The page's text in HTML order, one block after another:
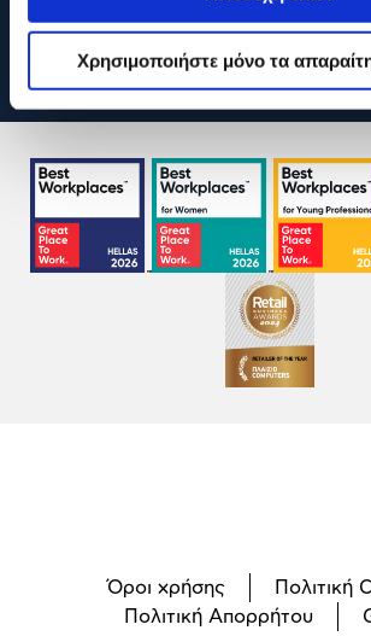
Χρησιμοποιήστε μόνο τα
Όροι χρήσης
Πολιτική
Πολιτική Απορρήτου